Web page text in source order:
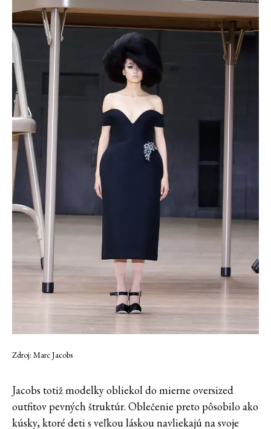
Zdroj: Marc Jacobs
Jacobs totiž modelky obliekol do mierne oversized
outfitov pevných štruktúr. Oblečenie preto pôsobilo ako
kúsky, ktoré deti s veľkou láskou navliekajú na svoje